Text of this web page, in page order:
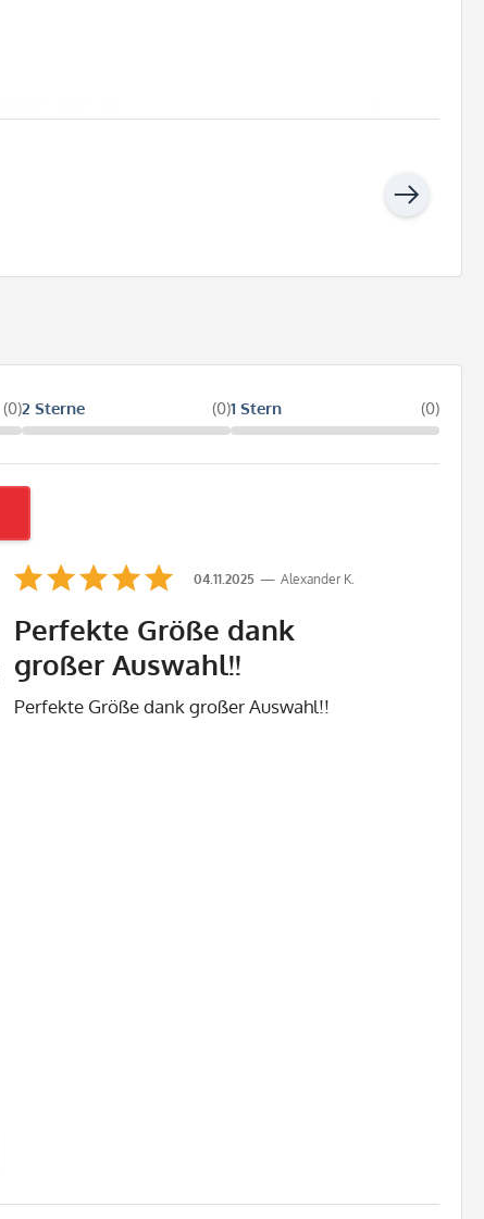
(0)2 Sterne (0)1 Stern (0)
Alexander K.
04.11.2025
Perfekte Größe dank
großer Auswahl!!
Perfekte Größe dank großer Auswahl!!